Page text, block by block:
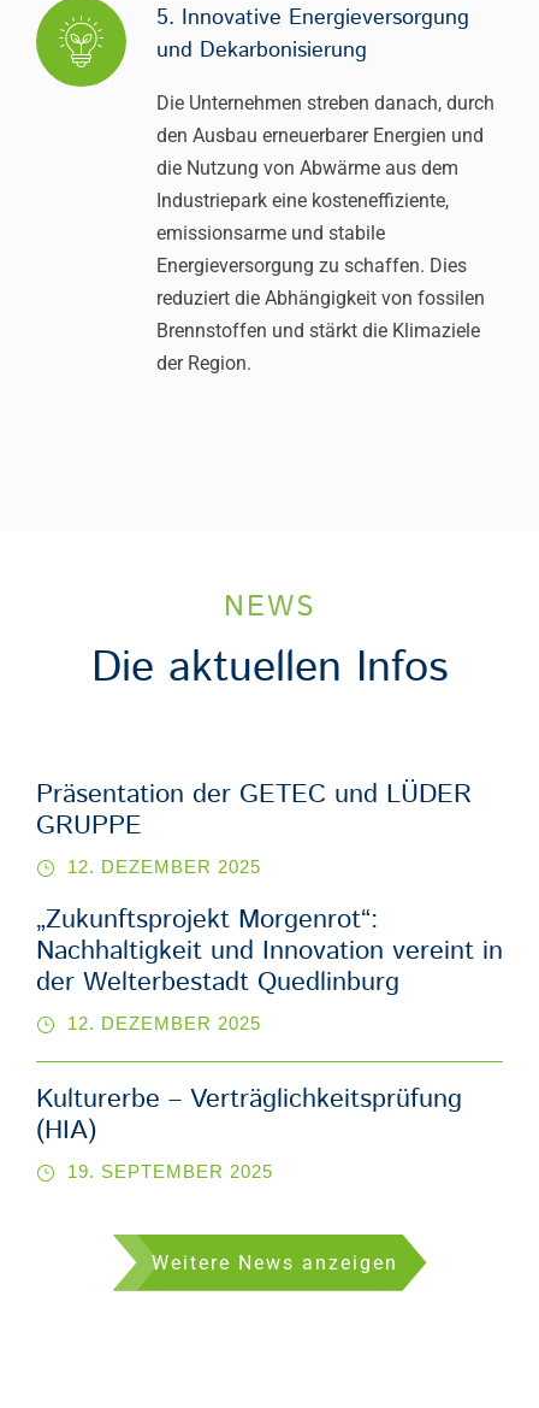
5. Innovative Energieversorgung
und Dekarbonisierung
Die Unternehmen streben danach, durch
den Ausbau erneuerbarer Energien und
die Nutzung von Abwärme aus dem
Industriepark eine kosteneffiziente,
emissionsarme und stabile
Energieversorgung zu schaffen. Dies
reduziert die Abhängigkeit von fossilen
Brennstoffen und stärkt die Klimaziele
der Region.
NEWS
Die aktuellen Infos
Präsentation der GETEC und LÜDER
GRUPPE
12. DEZEMBER 2025
„Zukunftsprojekt Morgenrot“:
Nachhaltigkeit und Innovation vereint in
der Welterbestadt Quedlinburg
12. DEZEMBER 2025
Kulturerbe – Verträglichkeitsprüfung
(HIA)
19. SEPTEMBER 2025
Weitere News anzeigen